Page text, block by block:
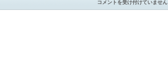
島
根
コメントを受け付けていません